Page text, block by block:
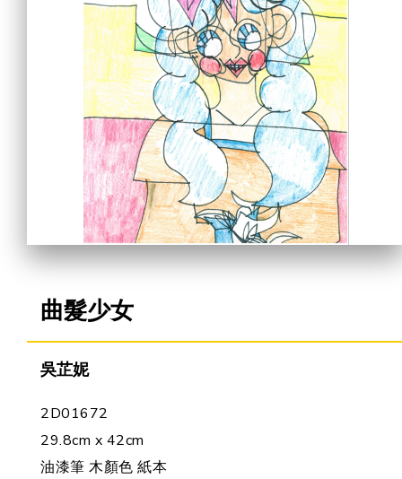
藝術培訓
愛不同藝術家
網上藝廊
合作機會
曲髮少女
吳芷妮
2D01672
29.8cm x 42cm
油漆筆 木顏色 紙本